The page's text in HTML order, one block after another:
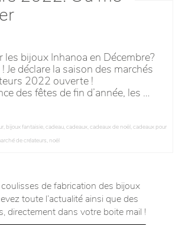
les bijoux Inhanoa en Décembre?
Je déclare la saison des marchés
2022 ouverte !
des fêtes de fin d’année, les …
, bijoux fantaisie,cadeau,cadeaux,cadeaux de noël,cadeaux pour
de créateurs, noël
de fabrication des bijoux
toute l’actualité ainsi que des
directement dans votre boite mail !